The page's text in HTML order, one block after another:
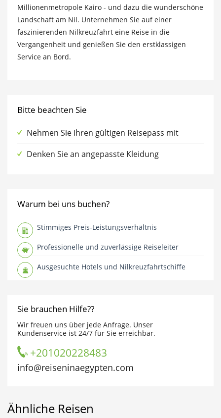
Millionenmetropole Kairo - und dazu die wunderschöne
Landschaft am Nil. Unternehmen Sie auf einer
faszinierenden Nilkreuzfahrt eine Reise in die
Vergangenheit und genießen Sie den erstklassigen
Service an Bord.
Bitte beachten Sie
Nehmen Sie Ihren gültigen Reisepass mit
Denken Sie an angepasste Kleidung
Warum bei uns buchen?
Stimmiges Preis-Leistungsverhältnis
Professionelle und zuverlässige Reiseleiter
Ausgesuchte Hotels und Nilkreuzfahrtschiffe
Sie brauchen Hilfe??
Wir freuen uns über jede Anfrage. Unser
Kundenservice ist 24/7 für Sie erreichbar.
+201020228483
info@reiseninaegypten.com
Ähnliche Reisen